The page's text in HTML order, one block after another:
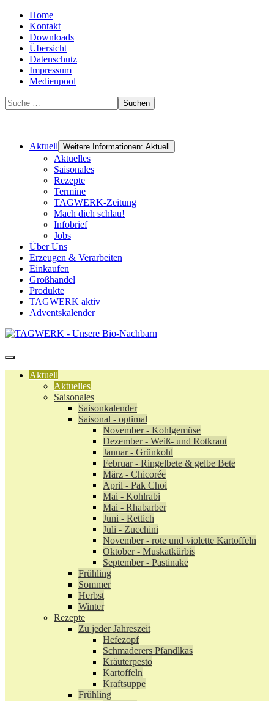
Home
Kontakt
Downloads
Übersicht
Datenschutz
Impressum
Medienpool
Suchen
Aktuell Weitere Informationen: Aktuell
Aktuelles
Saisonales
Rezepte
Termine
TAGWERK-Zeitung
Mach dich schlau!
Infobrief
Jobs
Über Uns
Erzeugen & Verarbeiten
Einkaufen
Großhandel
Produkte
TAGWERK aktiv
Adventskalender
Aktuell
Aktuelles
Saisonales
Saisonkalender
Saisonal - optimal
November - Kohlgemüse
Dezember - Weiß- und Rotkraut
Januar - Grünkohl
Februar - Ringelbete & gelbe Bete
März - Chicorée
April - Pak Choi
Mai - Kohlrabi
Mai - Rhabarber
Juni - Rettich
Juli - Zucchini
November - rote und violette Kartoffeln
Oktober - Muskatkürbis
September - Pastinake
Frühling
Sommer
Herbst
Winter
Rezepte
Zu jeder Jahreszeit
Hefezopf
Schmaderers Pfandlkas
Kräuterpesto
Kartoffeln
Kraftsuppe
Frühling